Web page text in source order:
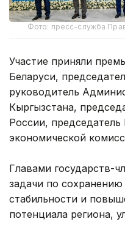
Фото: пресс-служба
Участие приняли
Беларуси,
руководитель
Кыргызстана,
России, председатель
экономической
Главами государств-
задачи по
стабильности и
потенциала региона,